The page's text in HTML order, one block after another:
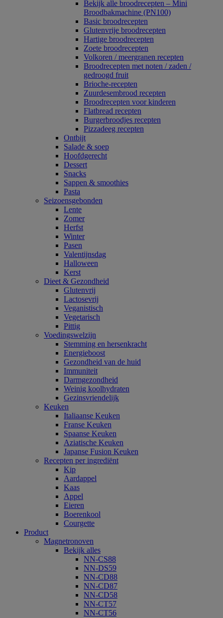
Bekijk alle broodrecepten – Mini
Broodbakmachine (PN100)
Basic broodrecepten
Glutenvrije broodrecepten
Hartige broodrecepten
Zoete broodrecepten
Volkoren / meergranen recepten
Broodrecepten met noten / zaden /
gedroogd fruit
Brioche-recepten
Zuurdesembrood recepten
Broodrecepten voor kinderen
Flatbread recepten
Burgerbroodjes recepten
Pizzadeeg recepten
Ontbijt
Salade & soep
Hoofdgerecht
Dessert
Snacks
Sappen & smoothies
Pasta
Seizoensgebonden
Lente
Zomer
Herfst
Winter
Pasen
Valentijnsdag
Halloween
Kerst
Dieet & Gezondheid
Glutenvrij
Lactosevrij
Veganistisch
Vegetarisch
Pittig
Voedingswelzijn
Stemming en hersenkracht
Energieboost
Gezondheid van de huid
Immuniteit
Darmgezondheid
Weinig koolhydraten
Gezinsvriendelijk
Keuken
Italiaanse Keuken
Franse Keuken
Spaanse Keuken
Aziatische Keuken
Japanse Fusion Keuken
Recepten per ingrediënt
Kip
Aardappel
Kaas
Appel
Eieren
Boerenkool
Courgette
Product
Magnetronoven
Bekijk alles
NN-CS88
NN-DS59
NN-CD88
NN-CD87
NN-CD58
NN-CT57
NN-CT56